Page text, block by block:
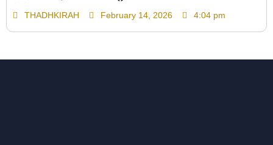
THADHKIRAH February 14, 2026 4:04 pm